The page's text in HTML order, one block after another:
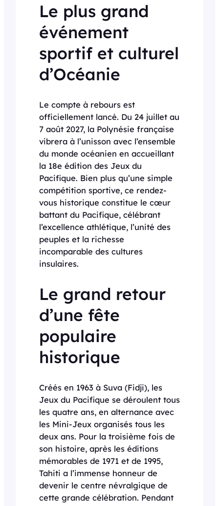
Le plus grand
événement
sportif et culturel
d’Océanie
Le compte à rebours est
officiellement lancé. Du 24 juillet au
7 août 2027, la Polynésie française
vibrera à l’unisson avec l’ensemble
du monde océanien en accueillant
la 18e édition des Jeux du
Pacifique. Bien plus qu’une simple
compétition sportive, ce rendez-
vous historique constitue le cœur
battant du Pacifique, célébrant
l’excellence athlétique, l’unité des
peuples et la richesse
incomparable des cultures
insulaires.
Le grand retour
d’une fête
populaire
historique
Créés en 1963 à Suva (Fidji), les
Jeux du Pacifique se déroulent tous
les quatre ans, en alternance avec
les Mini-Jeux organisés tous les
deux ans. Pour la troisième fois de
son histoire, après les éditions
mémorables de 1971 et de 1995,
Tahiti a l’immense honneur de
devenir le centre névralgique de
cette grande célébration. Pendant